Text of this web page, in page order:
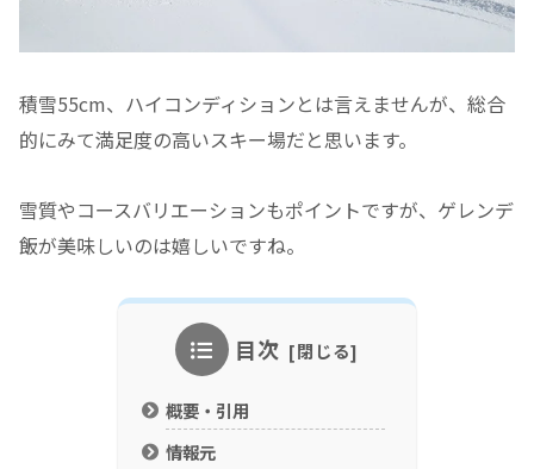
積雪55cm、ハイコンディションとは言えませんが、総合
的にみて満足度の高いスキー場だと思います。
雪質やコースバリエーションもポイントですが、ゲレンデ
飯が美味しいのは嬉しいですね。
目次
概要・引用
情報元